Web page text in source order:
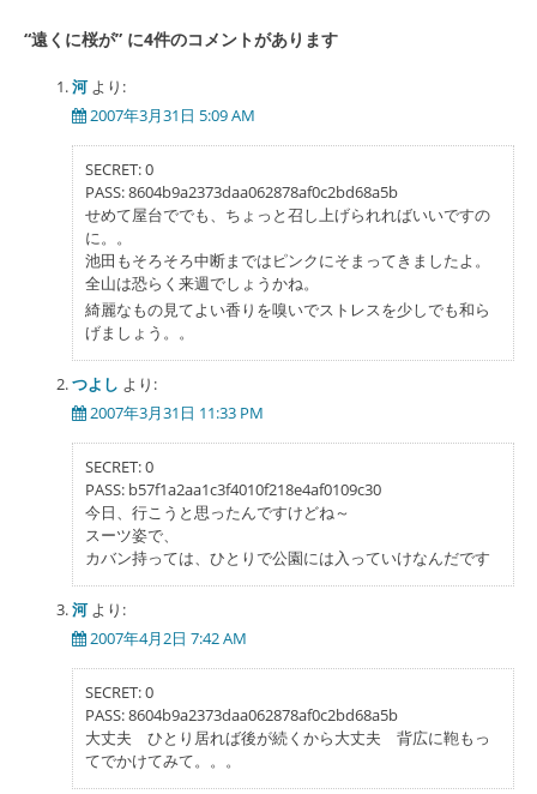
ビ
ゲ
“遠くに桜が” に4件のコメントがあります
河 より:
2007年3月31日 5:09 AM
SECRET: 0
PASS: 8604b9a2373daa062878af0c2bd68a5b
せめて屋台ででも、ちょっと召し上げられればいいですの
に。。
池田もそろそろ中断まではピンクにそまってきましたよ。
全山は恐らく来週でしょうかね。
綺麗なもの見てよい香りを嗅いでストレスを少しでも和ら
げましょう。。
つよし より:
2007年3月31日 11:33 PM
SECRET: 0
PASS: b57f1a2aa1c3f4010f218e4af0109c30
今日、行こうと思ったんですけどね～
スーツ姿で、
カバン持っては、ひとりで公園には入っていけなんだです
河 より:
2007年4月2日 7:42 AM
SECRET: 0
PASS: 8604b9a2373daa062878af0c2bd68a5b
大丈夫 ひとり居れば後が続くから大丈夫 背広に鞄もっ
てでかけてみて。。。